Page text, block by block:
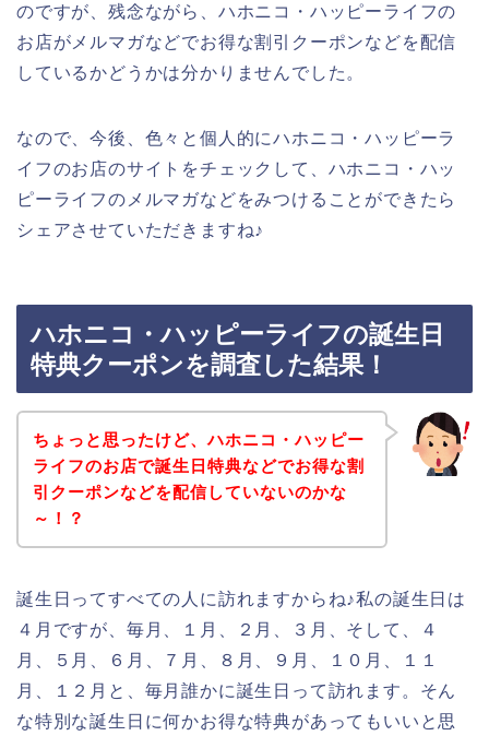
のですが、残念ながら、ハホニコ・ハッピーライフの
お店がメルマガなどでお得な割引クーポンなどを配信
しているかどうかは分かりませんでした。
なので、今後、色々と個人的にハホニコ・ハッピーラ
イフのお店のサイトをチェックして、ハホニコ・ハッ
ピーライフのメルマガなどをみつけることができたら
シェアさせていただきますね♪
ハホニコ・ハッピーライフの誕生日
特典クーポンを調査した結果！
ちょっと思ったけど、ハホニコ・ハッピー
ライフのお店で誕生日特典などでお得な割
引クーポンなどを配信していないのかな
～！？
誕生日ってすべての人に訪れますからね♪私の誕生日は
４月ですが、毎月、１月、２月、３月、そして、４
月、５月、６月、７月、８月、９月、１０月、１１
月、１２月と、毎月誰かに誕生日って訪れます。そん
な特別な誕生日に何かお得な特典があってもいいと思